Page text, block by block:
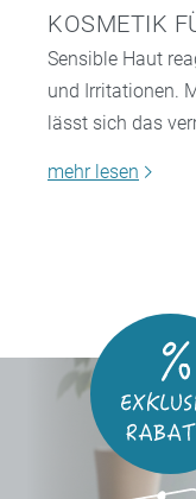
KOSMETIK
Sensible Haut
und Irritationen.
lässt sich das
mehr lesen